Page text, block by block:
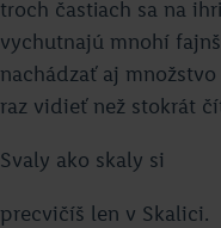
troch častiach sa na
vychutnajú mnohí
nachádzať aj
raz vidieť než stokrát
Svaly ako skaly si
precvičíš len v Skalici.